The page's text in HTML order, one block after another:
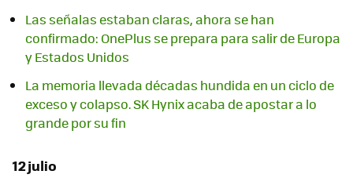
Las señalas estaban claras, ahora se han
confirmado: OnePlus se prepara para salir de Europa
y Estados Unidos
La memoria llevada décadas hundida en un ciclo de
exceso y colapso. SK Hynix acaba de apostar a lo
grande por su fin
12 julio